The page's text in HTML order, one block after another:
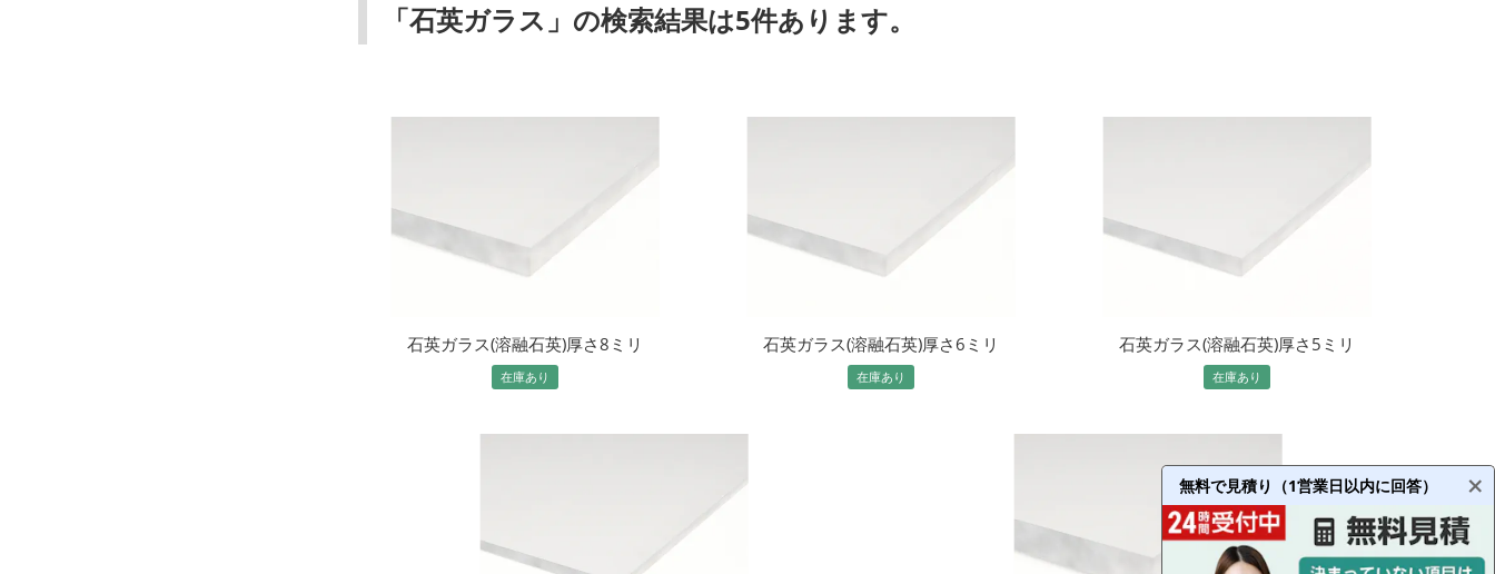
「石英ガラス」の検索結果は5件あります。
石英ガラス(溶融石英)厚さ8ミリ
在庫あり
石英ガラス(溶融石英)厚さ6ミリ
在庫あり
石英ガラス(溶融石英)厚さ5ミリ
在庫あり
無料で見積り（1営業日以内に回答）